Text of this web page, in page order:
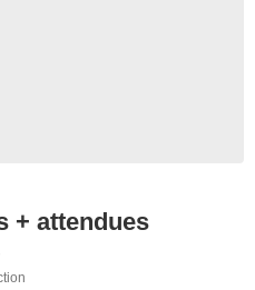
+ attendues